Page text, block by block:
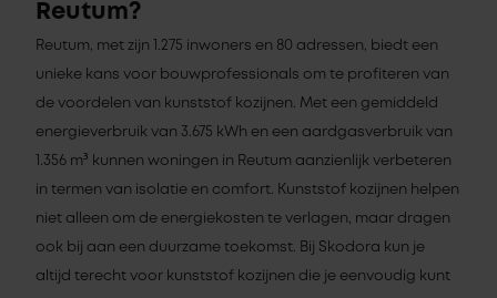
Reutum?
Reutum, met zijn 1.275 inwoners en 80 adressen, biedt een
unieke kans voor bouwprofessionals om te profiteren van
de voordelen van kunststof kozijnen. Met een gemiddeld
energieverbruik van 3.675 kWh en een aardgasverbruik van
1.356 m³ kunnen woningen in Reutum aanzienlijk verbeteren
in termen van isolatie en comfort. Kunststof kozijnen helpen
niet alleen om de energiekosten te verlagen, maar dragen
ook bij aan een duurzame toekomst. Bij Skodora kun je
altijd terecht voor kunststof kozijnen die je eenvoudig kunt